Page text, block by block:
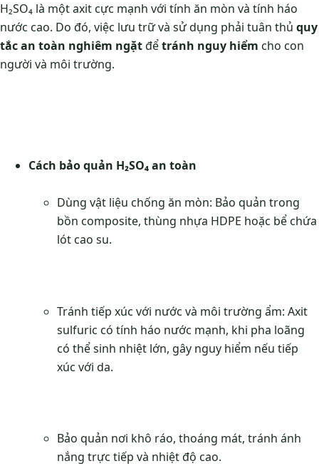
H₂SO₄ là một axit cực mạnh với tính ăn mòn và tính háo
nước cao. Do đó, việc lưu trữ và sử dụng phải tuân thủ quy
tắc an toàn nghiêm ngặtđểtránh nguy hiểm cho con
người và môi trường.
Cách bảo quản H₂SO₄ an toàn
Dùng vật liệu chống ăn mòn: Bảo quản trong
bồn composite, thùng nhựa HDPE hoặc bể chứa
lót cao su.
Tránh tiếp xúc với nước và môi trường ẩm: Axit
sulfuric có tính háo nước mạnh, khi pha loãng
có thể sinh nhiệt lớn, gây nguy hiểm nếu tiếp
xúc với da.
Bảo quản nơi khô ráo, thoáng mát, tránh ánh
nắng trực tiếp và nhiệt độ cao.